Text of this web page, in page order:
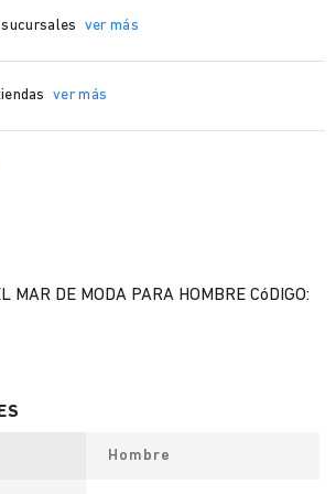
ver más
ver más
MAR DE MODA PARA HOMBRE CóDIGO:
Hombre